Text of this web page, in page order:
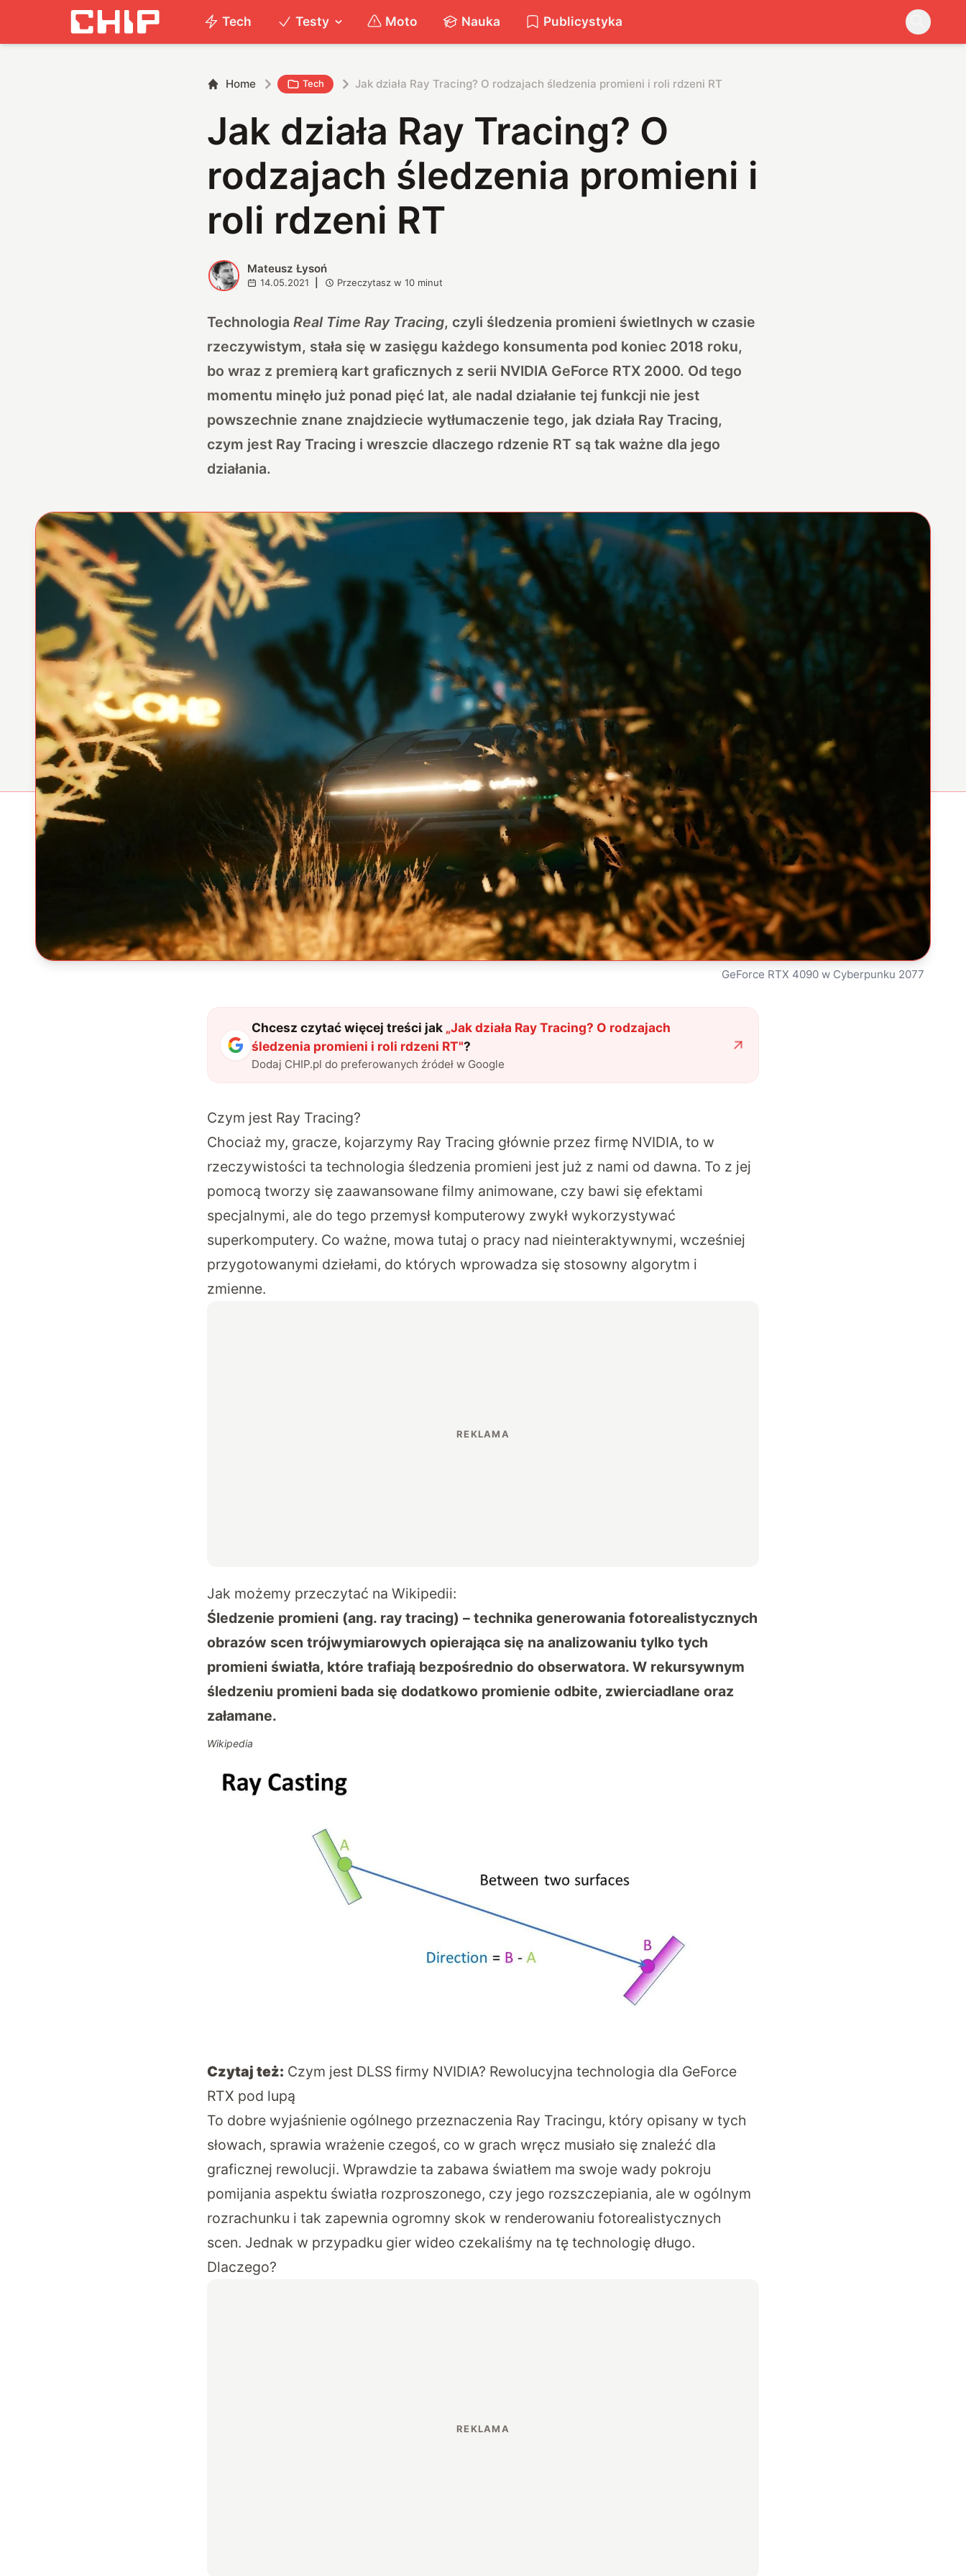
Tech Testy Moto Nauka Publicystyka
Home Tech Jak działa Ray Tracing? O rodzajach śledzenia promieni i roli rdzeni RT
Jak działa Ray Tracing? O
rodzajach śledzenia promieni i
roli rdzeni RT
M Mateusz Łysoń
14.05.2021 Przeczytasz w10 minut
Technologia Real Time Ray Tracing, czyli śledzenia promieni świetlnych w czasie
rzeczywistym, stała się w zasięgu każdego konsumenta pod koniec 2018 roku,
bo wraz z premierą kart graficznych z serii NVIDIA GeForce RTX 2000. Od tego
momentu minęło już ponad pięć lat, ale nadal działanie tej funkcji nie jest
powszechnie znane znajdziecie wytłumaczenie tego, jak działa Ray Tracing,
czym jest Ray Tracing i wreszcie dlaczego rdzenie RT są tak ważne dla jego
działania.
GeForce RTX 4090 w Cyberpunku 2077
Chcesz czytać więcej treści jak „Jak działa Ray Tracing? O rodzajach
śledzenia promieni i roli rdzeni RT"?
Dodaj CHIP.pl do preferowanych źródeł w Google
Czym jest Ray Tracing?
Chociaż my, gracze, kojarzymy Ray Tracing głównie przez firmę NVIDIA, to w
rzeczywistości ta technologia śledzenia promieni jest już z nami od dawna. To z jej
pomocą tworzy się zaawansowane filmy animowane, czy bawi się efektami
specjalnymi, ale do tego przemysł komputerowy zwykł wykorzystywać
superkomputery. Co ważne, mowa tutaj o pracy nad nieinteraktywnymi, wcześniej
przygotowanymi dziełami, do których wprowadza się stosowny algorytm i
zmienne.
Jak możemy przeczytać na Wikipedii:
Śledzenie promieni (ang. ray tracing) – technika generowania fotorealistycznych
obrazów scen trójwymiarowych opierająca się na analizowaniu tylko tych
promieni światła, które trafiają bezpośrednio do obserwatora. W rekursywnym
śledzeniu promieni bada się dodatkowo promienie odbite, zwierciadlane oraz
załamane.
Wikipedia
Czytaj też: Czym jest DLSS firmy NVIDIA? Rewolucyjna technologia dla GeForce
RTX pod lupą
To dobre wyjaśnienie ogólnego przeznaczenia Ray Tracingu, który opisany w tych
słowach, sprawia wrażenie czegoś, co w grach wręcz musiało się znaleźć dla
graficznej rewolucji. Wprawdzie ta zabawa światłem ma swoje wady pokroju
pomijania aspektu światła rozproszonego, czy jego rozszczepiania, ale w ogólnym
rozrachunku i tak zapewnia ogromny skok w renderowaniu fotorealistycznych
scen. Jednak w przypadku gier wideo czekaliśmy na tę technologię długo.
Dlaczego?